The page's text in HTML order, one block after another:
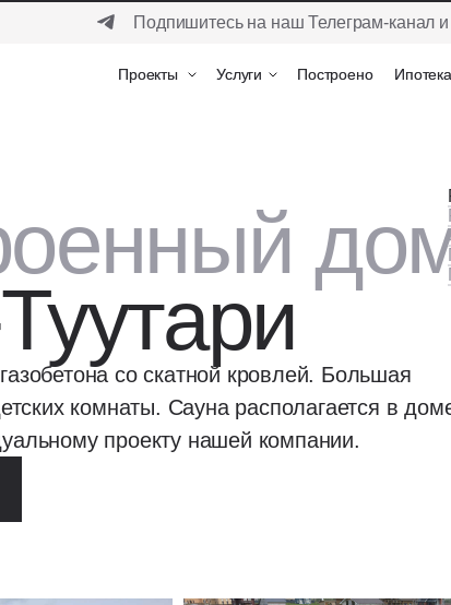
Подпишитесь на наш Телеграм-канал и
Проекты
Проекты Услуги
Услуги Построено
Построено Ипотека
Ипотека
со скатной кровлей. Большая
комнаты. Сауна располагается в
проекту нашей компании.